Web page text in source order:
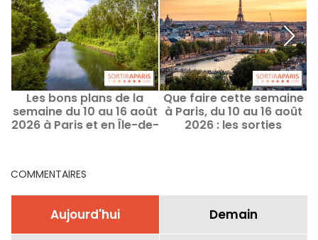
Les bons plans de la
semaine du 10 au 16 août
2026 à Paris et en Île-de-
Que faire cette semaine
à Paris, du 10 au 16 août
2026 : les sorties
COMMENTAIRES
Aujourd'hui Demain